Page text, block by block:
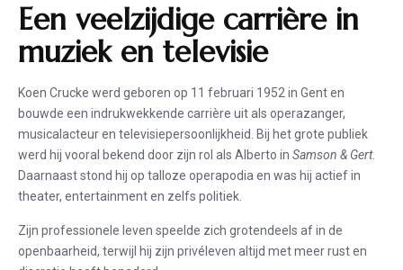
Een veelzijdige carrière in
muziek en televisie
Koen Crucke werd geboren op 11 februari 1952 in Gent en
bouwde een indrukwekkende carrière uit als operazanger,
musicalacteur en televisiepersoonlijkheid. Bij het grote publiek
werd hij vooral bekend door zijn rol als Alberto in Samson & Gert.
Daarnaast stond hij op talloze operapodia en was hij actief in
theater, entertainment en zelfs politiek.
Zijn professionele leven speelde zich grotendeels af in de
openbaarheid, terwijl hij zijn privéleven altijd met meer rust en